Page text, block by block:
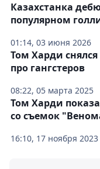
01:14, 03 июня 2026
Казахстанка
популярном
08:22, 05 марта 2025
Том Харди
про гангстеров
16:10, 17 ноября 2023
Том Харди
со съемок